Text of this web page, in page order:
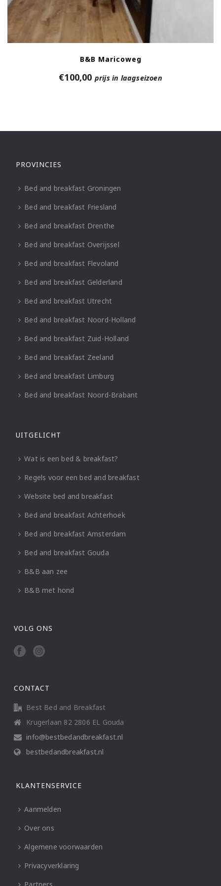
B&B Maricoweg
€100,00 prijs in laagseizoen
PROVINCIES
Bed and breakfast Groningen
Bed and breakfast Friesland
Bed and breakfast Drenthe
Bed and breakfast Overijssel
Bed and breakfast Flevoland
Bed and breakfast Gelderland
Bed and breakfast Utrecht
Bed and breakfast Noord-Holland
Bed and breakfast Zuid-Holland
Bed and breakfast Zeeland
Bed and breakfast Limburg
Bed and breakfast Noord-Brabant
UITGELICHT
Wat is een bed & breakfast?
Regels voor een bed and breakfast
Website bed and breakfast
Bed and breakfast Achterhoek
Bed and breakfast Amsterdam
Bed and breakfast Gouda
B&B aan zee
B&B met hond
VOLG ONS
CONTACT
Best Bed and Breakfast
Krugerlaan 82 2806 EL Gouda
info@bestbedandbreakfast.nl
bestbedandbreakfast.nl
KLANTENSERVICE
Aanmelden
Over ons
Algemene voorwaarden
Privacyverklaring